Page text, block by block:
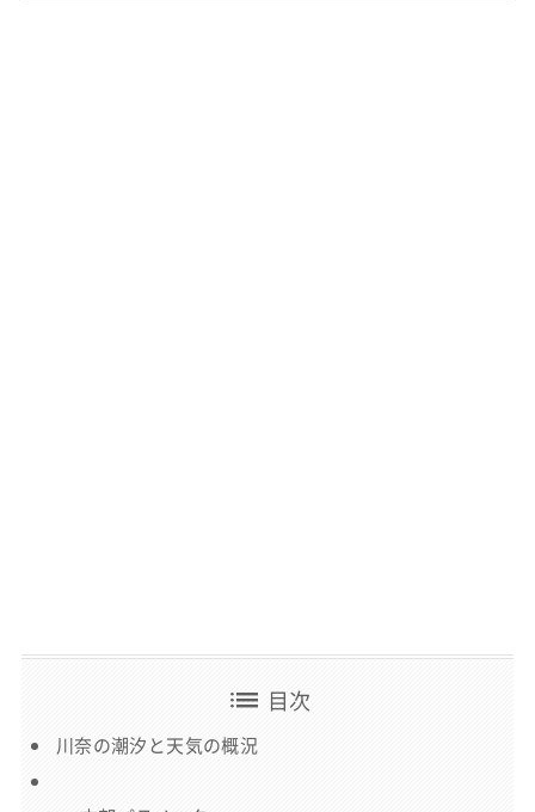
list 目次
川奈の潮汐と天気の概況